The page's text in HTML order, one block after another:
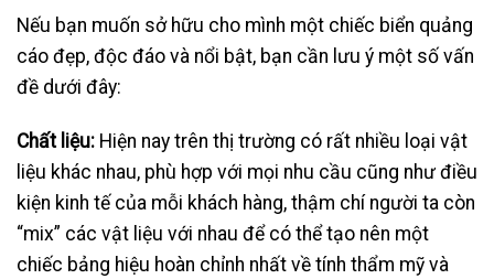
Nếu bạn muốn sở hữu cho mình một chiếc biển quảng
cáo đẹp, độc đáo và nổi bật, bạn cần lưu ý một số vấn
đề dưới đây:
Chất liệu: Hiện nay trên thị trường có rất nhiều loại vật
liệu khác nhau, phù hợp với mọi nhu cầu cũng như điều
kiện kinh tế của mỗi khách hàng, thậm chí người ta còn
“mix” các vật liệu với nhau để có thể tạo nên một
chiếc bảng hiệu hoàn chỉnh nhất về tính thẩm mỹ và